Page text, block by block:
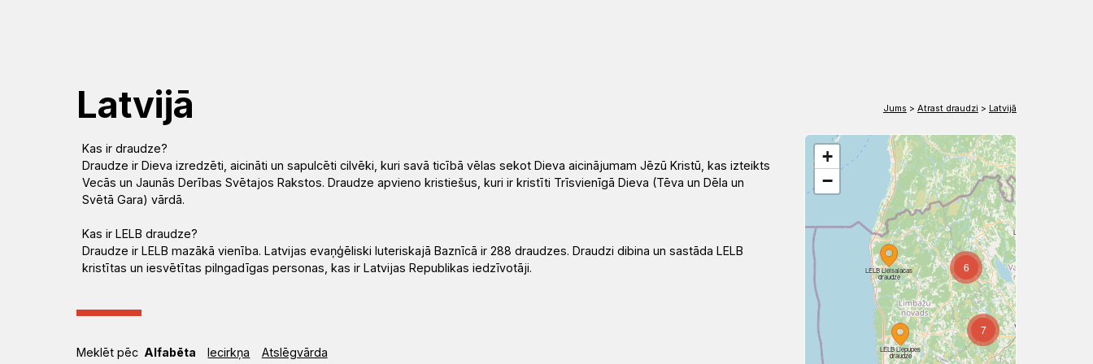
personāls
Pārvalde
LELB
organizācijas
draudzi
Garīgais
atbalsts
Ģimenēm
un
Iepazīsti
atbalsts
Rekolekcijas
Kapelānu
dienests
Misija
Indijā
kalendārs
un
Vakances
Fotogalerija
Video
un
audio
Rīts
Latvijā Jums > Atrast draudzi > Latvijā
Kas ir draudze?
Draudze ir Dieva izredzēti, aicināti un sapulcēti cilvēki, kuri savā ticībā vēlas sekot Dieva aicinājumam Jēzū Kristū, kas izteikts
Vecās un Jaunās Derības Svētajos Rakstos. Draudze apvieno kristiešus, kuri ir kristīti Trīsvienīgā Dieva (Tēva un Dēla un
Svētā Gara) vārdā.
Kas ir LELB draudze?
Draudze ir LELB mazākā vienība. Latvijas evaņģēliski luteriskajā Baznīcā ir 288 draudzes. Draudzi dibina un sastāda LELB
kristītas un iesvētītas pilngadīgas personas, kas ir Latvijas Republikas iedzīvotāji.
Meklēt pēc Alfabēta Iecirkņa Atslēgvārda
LELB Lielsalacas
draudze
LELB Liepupes
draudze
6
LELB Rūjienas
7
+
−